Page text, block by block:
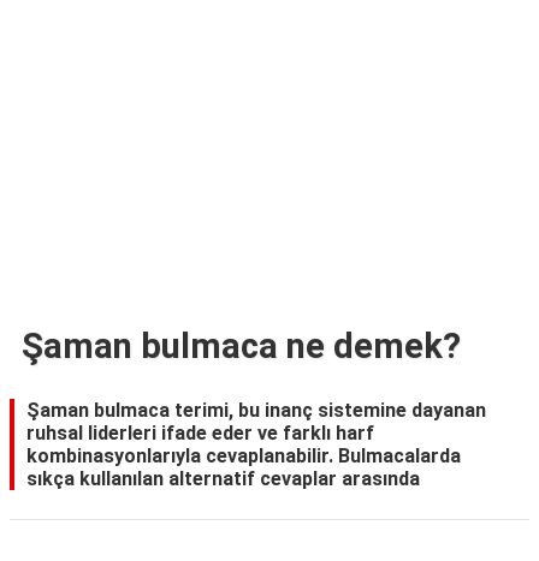
Şaman bulmaca ne demek?
Şaman bulmaca terimi, bu inanç sistemine dayanan
ruhsal liderleri ifade eder ve farklı harf
kombinasyonlarıyla cevaplanabilir. Bulmacalarda
sıkça kullanılan alternatif cevaplar arasında